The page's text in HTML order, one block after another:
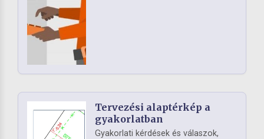
Tervezési alaptérkép a
gyakorlatban
Gyakorlati kérdések és válaszok,